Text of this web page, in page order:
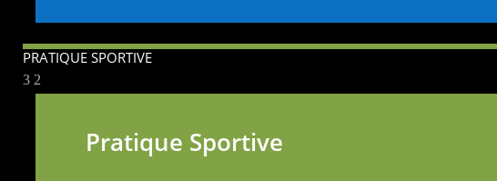
PRATIQUE SPORTIVE
Pratique Sportive